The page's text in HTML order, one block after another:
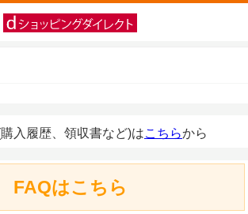
入履歴、領収書など)はこちらから
FAQはこちら